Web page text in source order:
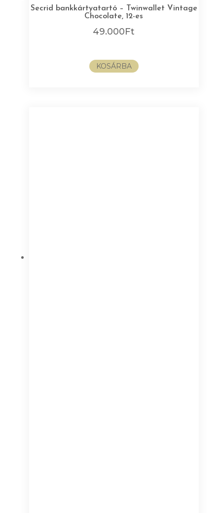
Secrid bankkártyatartó – Twinwallet Vintage
Chocolate, 12-es
49.000Ft
KOSÁRBA